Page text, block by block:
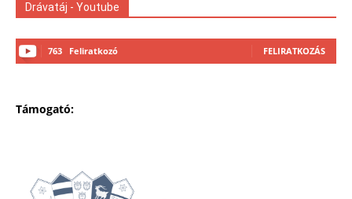
Drávatáj - Youtube
763 Feliratkozó FELIRATKOZÁS
Támogató: